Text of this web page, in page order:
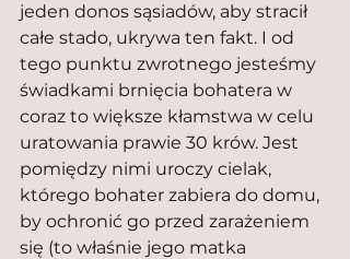
jeden donos sąsiadów, aby stracił
całe stado, ukrywa ten fakt. I od
tego punktu zwrotnego jesteśmy
świadkami brnięcia bohatera w
coraz to większe kłamstwa w celu
uratowania prawie 30 krów. Jest
pomiędzy nimi uroczy cielak,
którego bohater zabiera do domu,
by ochronić go przed zarażeniem
się (to właśnie jego matka